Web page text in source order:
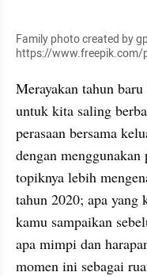
Family photo created by
https://
Merayakan tahun
untuk kita saling
perasaan bersama
dengan menggunakan
topiknya lebih
tahun 2020; apa
kamu sampaikan
apa mimpi dan
momen ini sebagai